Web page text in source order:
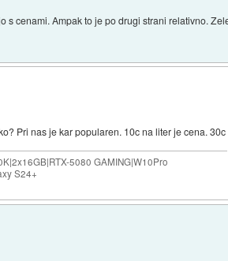
s cenami. Ampak to je po drugi strani relativno.
Pri nas je kar popularen. 10c na liter je cena.
5080 GAMING|W10Pro
S24+